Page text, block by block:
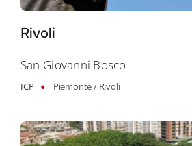
Rivoli
San Giovanni Bosco
ICP • Piemonte / Rivoli